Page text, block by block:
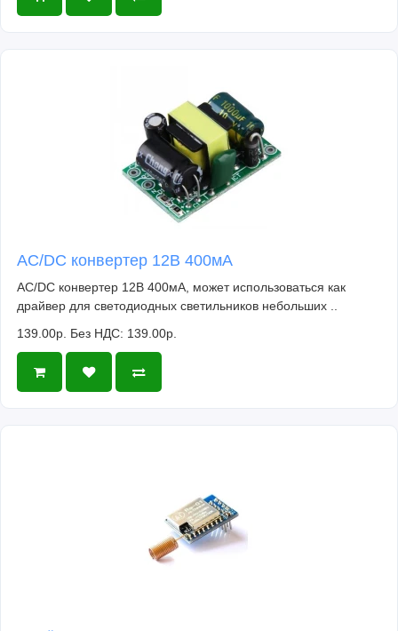
AC/DC конвертер 12В 400мА
AC/DC конвертер 12В 400мА, может использоваться как
драйвер для светодиодных светильников небольших ..
139.00р. Без НДС: 139.00р.